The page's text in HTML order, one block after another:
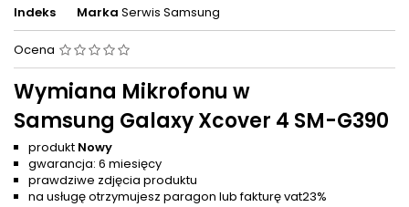
Indeks Marka Serwis Samsung
Ocena
Wymiana Mikrofonu w
Samsung Galaxy Xcover 4 SM-G390
produkt Nowy
gwarancja: 6 miesięcy
prawdziwe zdjęcia produktu
na usługę otrzymujesz paragon lub fakturę vat23%